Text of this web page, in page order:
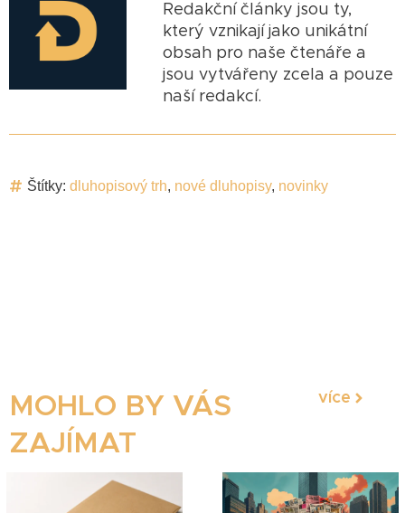
Redakční články jsou ty,
který vznikají jako unikátní
obsah pro naše čtenáře a
jsou vytvářeny zcela a pouze
naší redakcí.
Štítky: dluhopisový trh, nové dluhopisy, novinky
MOHLO BY VÁS
ZAJÍMAT
více